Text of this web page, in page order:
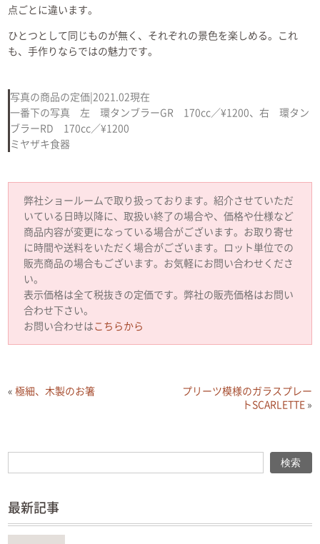
点ごとに違います。
ひとつとして同じものが無く、それぞれの景色を楽しめる。これ
も、手作りならではの魅力です。
写真の商品の定価|2021.02現在
一番下の写真 左 環タンブラーGR 170cc／¥1200、右 環タン
ブラーRD 170cc／¥1200
ミヤザキ食器
弊社ショールームで取り扱っております。紹介させていただ
いている日時以降に、取扱い終了の場合や、価格や仕様など
商品内容が変更になっている場合がございます。お取り寄せ
に時間や送料をいただく場合がございます。ロット単位での
販売商品の場合もございます。お気軽にお問い合わせくださ
い。
表示価格は全て税抜きの定価です。弊社の販売価格はお問い
合わせ下さい。
お問い合わせは こちらから
«極細、木製のお箸
プリーツ模様のガラスプレー
トSCARLETTE»
検索
最新記事